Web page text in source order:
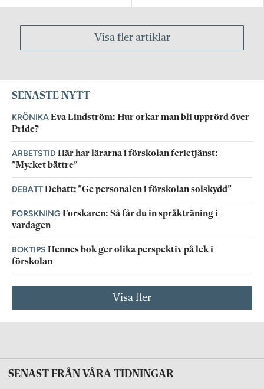
Visa fler artiklar
SENASTE NYTT
KRÖNIKA Eva Lindström: Hur orkar man bli upprörd över
Pride?
ARBETSTIDHär har lärarna i förskolan ferietjänst:
”Mycket bättre”
DEBATTDebatt: ”Ge personalen i förskolan solskydd”
FORSKNING Forskaren: Så får du in språkträning i
vardagen
BOKTIPS Hennes bok ger olika perspektiv på lek i
förskolan
Visa fler
SENAST FRÅN VÅRA TIDNINGAR